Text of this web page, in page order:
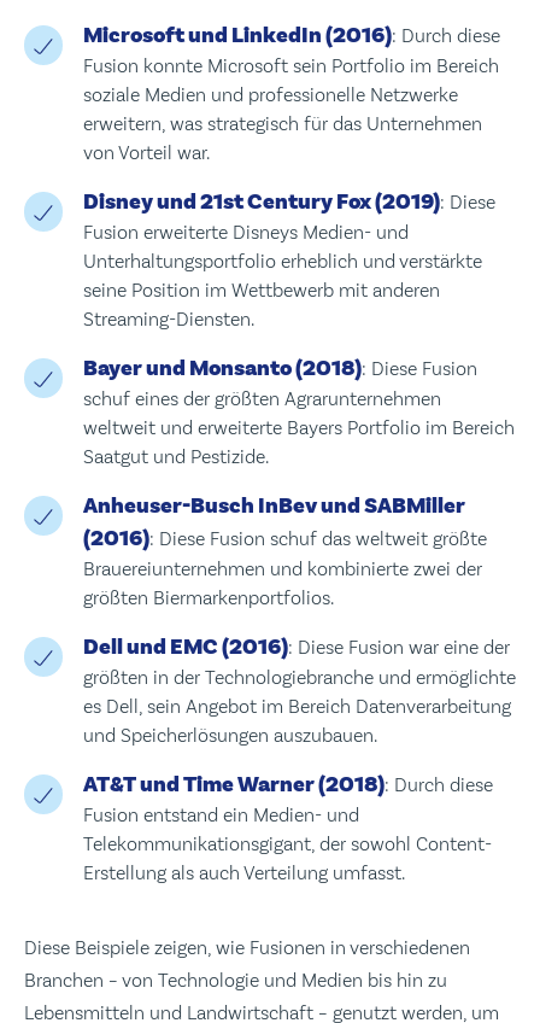
Microsoft und LinkedIn (2016): Durch diese
Fusion konnte Microsoft sein Portfolio im Bereich
soziale Medien und professionelle Netzwerke
erweitern, was strategisch für das Unternehmen
von Vorteil war.
Disney und 21st Century Fox (2019): Diese
Fusion erweiterte Disneys Medien- und
Unterhaltungsportfolio erheblich und verstärkte
seine Position im Wettbewerb mit anderen
Streaming-Diensten.
Bayer und Monsanto (2018): Diese Fusion
schuf eines der größten Agrarunternehmen
weltweit und erweiterte Bayers Portfolio im Bereich
Saatgut und Pestizide.
Anheuser-Busch InBev und SABMiller
(2016): Diese Fusion schuf das weltweit größte
Brauereiunternehmen und kombinierte zwei der
größten Biermarkenportfolios.
Dell und EMC (2016): Diese Fusion war eine der
größten in der Technologiebranche und ermöglichte
es Dell, sein Angebot im Bereich Datenverarbeitung
und Speicherlösungen auszubauen.
AT&T und Time Warner (2018): Durch diese
Fusion entstand ein Medien- und
Telekommunikationsgigant, der sowohl Content-
Erstellung als auch Verteilung umfasst.
Diese Beispiele zeigen, wie Fusionen in verschiedenen
Branchen – von Technologie und Medien bis hin zu
Lebensmitteln und Landwirtschaft – genutzt werden, um